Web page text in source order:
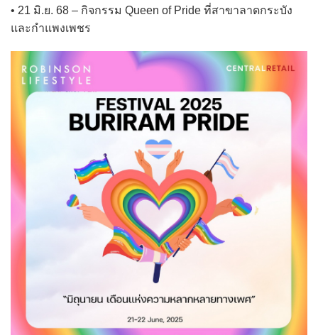
• 21 มิ.ย. 68 – กิจกรรม Queen of Pride ที่สาขาลาดกระบัง
และกำแพงเพชร